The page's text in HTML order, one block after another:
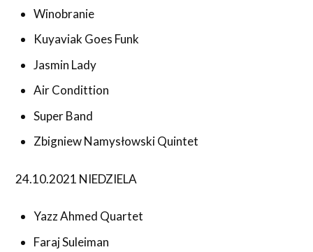
Winobranie
Kuyaviak Goes Funk
Jasmin Lady
Air Condittion
Super Band
Zbigniew Namysłowski Quintet
24.10.2021 NIEDZIELA
Yazz Ahmed Quartet
Faraj Suleiman